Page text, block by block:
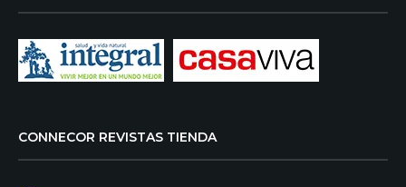
CONNECOR REVISTAS TIENDA